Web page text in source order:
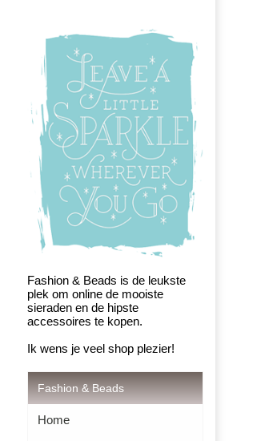
Fashion & Beads is de leukste
plek om online de mooiste
sieraden en de hipste
accessoires te kopen.
Ik wens je veel shop plezier!
Fashion & Beads
Home